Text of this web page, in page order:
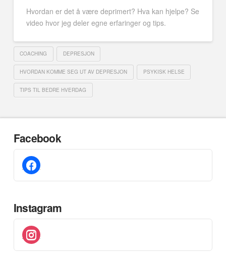
Hvordan er det å være deprimert? Hva kan hjelpe? Se
video hvor jeg deler egne erfaringer og tips.
COACHING DEPRESJON
HVORDAN KOMME SEG UT AV DEPRESJON PSYKISK HELSE
TIPS TIL BEDRE HVERDAG
Facebook
facebook
Instagram
instagram